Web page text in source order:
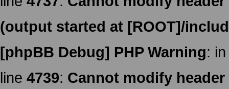
(output started at [ROOT]/
[phpBB Debug] PHP Warning:
line 4739: Cannot modify